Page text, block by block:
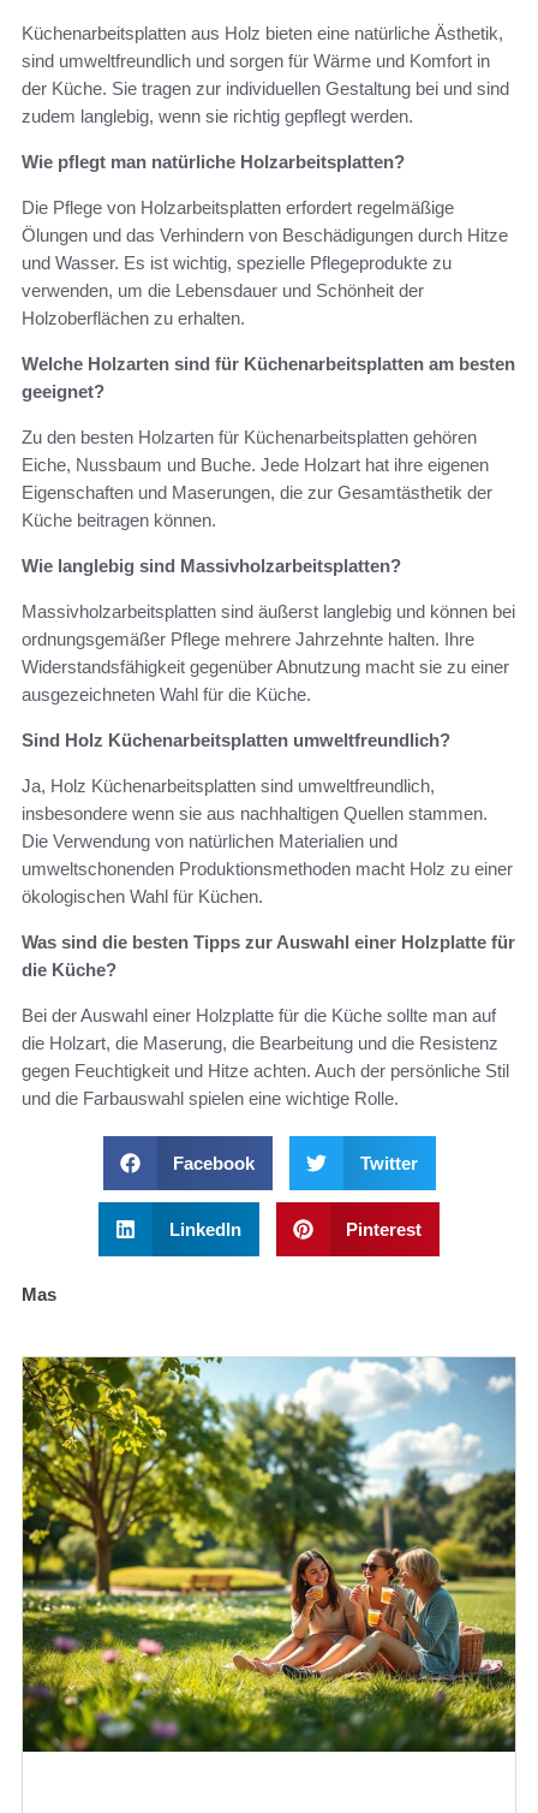
Küchenarbeitsplatten aus Holz bieten eine natürliche Ästhetik,
sind umweltfreundlich und sorgen für Wärme und Komfort in
der Küche. Sie tragen zur individuellen Gestaltung bei und sind
zudem langlebig, wenn sie richtig gepflegt werden.
Wie pflegt man natürliche Holzarbeitsplatten?
Die Pflege von Holzarbeitsplatten erfordert regelmäßige
Ölungen und das Verhindern von Beschädigungen durch Hitze
und Wasser. Es ist wichtig, spezielle Pflegeprodukte zu
verwenden, um die Lebensdauer und Schönheit der
Holzoberflächen zu erhalten.
Welche Holzarten sind für Küchenarbeitsplatten am besten
geeignet?
Zu den besten Holzarten für Küchenarbeitsplatten gehören
Eiche, Nussbaum und Buche. Jede Holzart hat ihre eigenen
Eigenschaften und Maserungen, die zur Gesamtästhetik der
Küche beitragen können.
Wie langlebig sind Massivholzarbeitsplatten?
Massivholzarbeitsplatten sind äußerst langlebig und können bei
ordnungsgemäßer Pflege mehrere Jahrzehnte halten. Ihre
Widerstandsfähigkeit gegenüber Abnutzung macht sie zu einer
ausgezeichneten Wahl für die Küche.
Sind Holz Küchenarbeitsplatten umweltfreundlich?
Ja, Holz Küchenarbeitsplatten sind umweltfreundlich,
insbesondere wenn sie aus nachhaltigen Quellen stammen.
Die Verwendung von natürlichen Materialien und
umweltschonenden Produktionsmethoden macht Holz zu einer
ökologischen Wahl für Küchen.
Was sind die besten Tipps zur Auswahl einer Holzplatte für
die Küche?
Bei der Auswahl einer Holzplatte für die Küche sollte man auf
die Holzart, die Maserung, die Bearbeitung und die Resistenz
gegen Feuchtigkeit und Hitze achten. Auch der persönliche Stil
und die Farbauswahl spielen eine wichtige Rolle.
Facebook Twitter
LinkedIn Pinterest
Mas